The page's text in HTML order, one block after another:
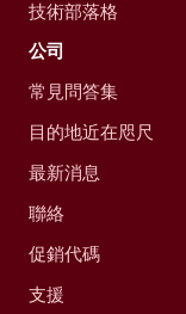
技術部落格
公司
常見問答集
目的地近在咫尺
最新消息
聯絡
促銷代碼
支援